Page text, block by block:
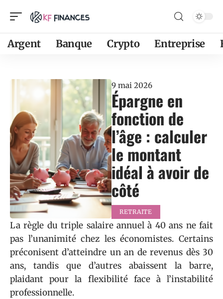
Argent Banque Crypto Entreprise
9 mai 2026
Épargne en
fonction de
l’âge : calculer
le montant
idéal à avoir de
côté
RETRAITE
La règle du triple salaire annuel à 40 ans ne fait
pas l’unanimité chez les économistes. Certains
préconisent d’atteindre un an de revenus dès 30
ans, tandis que d’autres abaissent la barre,
plaidant pour la flexibilité face à l’instabilité
professionnelle.